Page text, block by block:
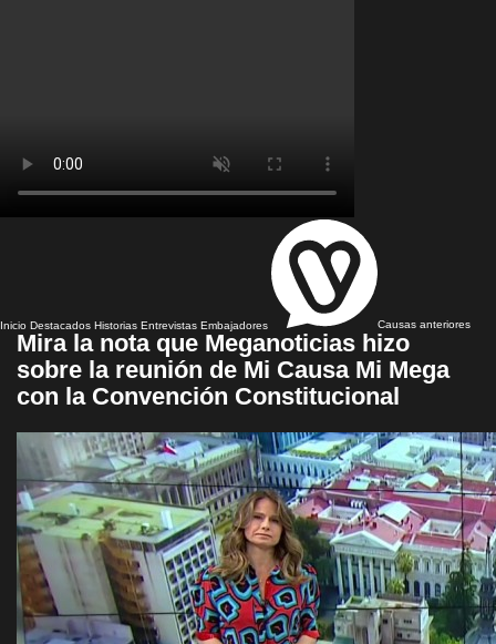
Inicio Destacados Historias Entrevistas Embajadores Causas anteriores
Mira la nota que Meganoticias hizo
sobre la reunión de Mi Causa Mi Mega
con la Convención Constitucional